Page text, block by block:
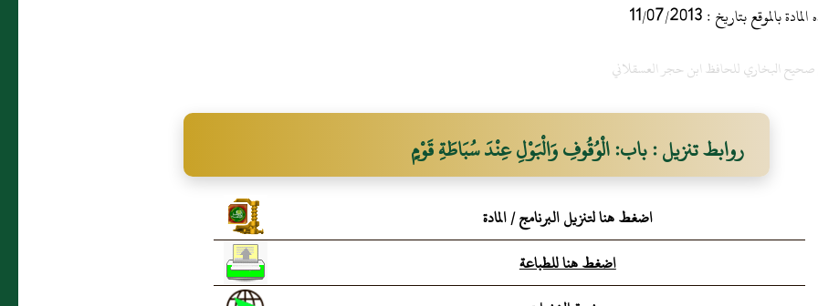
بتاريخ : 11/07/2013
صحيح البخاري للحافظ ابن حجر العسقلاني
روابط تنزيل : باب: الْوُقُوفِ وَالْبَوْلِ عِنْدَ سُبَاطَةِ قَوْمٍ
اضغط هنا لتنزيل البرنامج / المادة
اضغط هنا للطباعة